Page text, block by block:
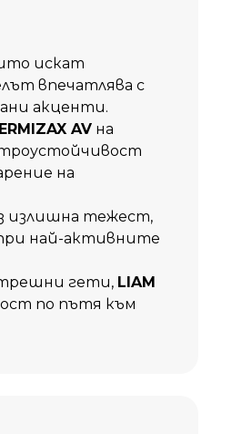
искат
впечатлява с
акценти.
AVна
на
излишна тежест,
най-активните
гети, LIAM
по пътя към